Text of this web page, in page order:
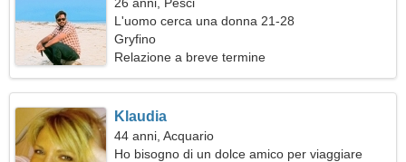
L'uomo cerca una donna 21-28
Gryfino
Relazione a breve termine
Klaudia
44 anni, Acquario
Ho bisogno di un dolce amico per viaggiare